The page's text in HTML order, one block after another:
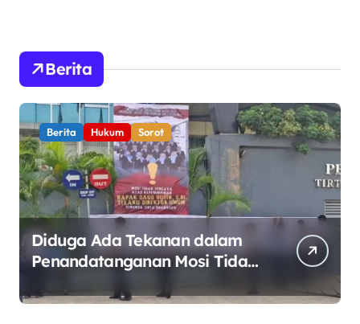
Berita
Berita Hukum Sorot
Diduga Ada Tekanan dalam
Penandatanganan Mosi Tidak
Polemik Perumda Tirta